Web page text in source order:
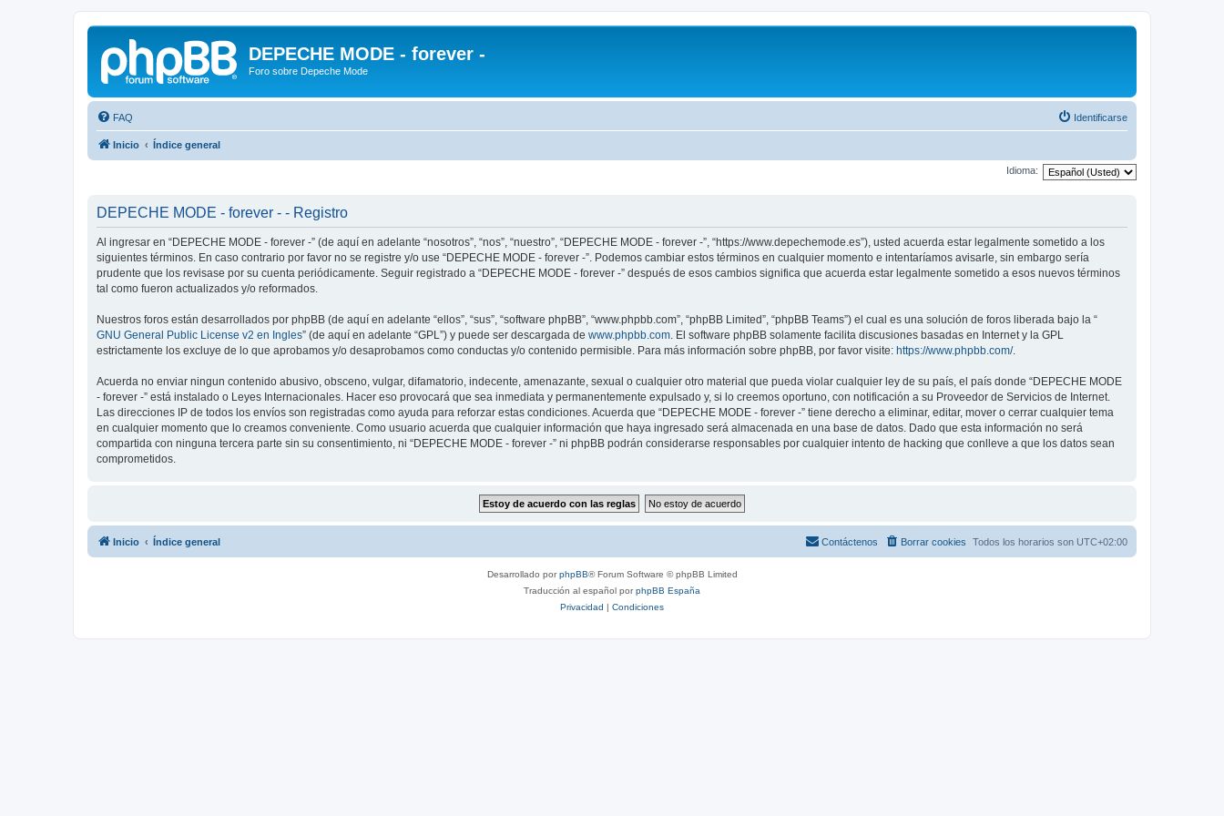
DEPECHE MODE - forever -
Foro sobre Depeche Mode
FAQ Identificarse
Inicio Índice general
Idioma:
DEPECHE MODE - forever - - Registro
Al ingresar en “DEPECHE MODE - forever -” (de aquí en adelante “nosotros”, “nos”, “nuestro”, “DEPECHE MODE - forever -”, “https://www.depechemode.es”), usted acuerda estar legalmente sometido a los
siguientes términos. En caso contrario por favor no se registre y/o use “DEPECHE MODE - forever -”. Podemos cambiar estos términos en cualquier momento e intentaríamos avisarle, sin embargo sería
prudente que los revisase por su cuenta periódicamente. Seguir registrado a “DEPECHE MODE - forever -” después de esos cambios significa que acuerda estar legalmente sometido a esos nuevos términos
tal como fueron actualizados y/o reformados.
Nuestros foros están desarrollados por phpBB (de aquí en adelante “ellos”, “sus”, “software phpBB”, “www.phpbb.com”, “phpBB Limited”, “phpBB Teams”) el cual es una solución de foros liberada bajo la “
GNU General Public License v2 en Ingles” (de aquí en adelante “GPL”) y puede ser descargada de www.phpbb.com. El software phpBB solamente facilita discusiones basadas en Internet y la GPL
estrictamente los excluye de lo que aprobamos y/o desaprobamos como conductas y/o contenido permisible. Para más información sobre phpBB, por favor visite: https://www.phpbb.com/.
Acuerda no enviar ningun contenido abusivo, obsceno, vulgar, difamatorio, indecente, amenazante, sexual o cualquier otro material que pueda violar cualquier ley de su país, el país donde “DEPECHE MODE
- forever -” está instalado o Leyes Internacionales. Hacer eso provocará que sea inmediata y permanentemente expulsado y, si lo creemos oportuno, con notificación a su Proveedor de Servicios de Internet.
Las direcciones IP de todos los envíos son registradas como ayuda para reforzar estas condiciones. Acuerda que “DEPECHE MODE - forever -” tiene derecho a eliminar, editar, mover o cerrar cualquier tema
en cualquier momento que lo creamos conveniente. Como usuario acuerda que cualquier información que haya ingresado será almacenada en una base de datos. Dado que esta información no será
compartida con ninguna tercera parte sin su consentimiento, ni “DEPECHE MODE - forever -” ni phpBB podrán considerarse responsables por cualquier intento de hacking que conlleve a que los datos sean
comprometidos.
Inicio Índice general Todos los horarios son UTC+02:00
Borrar cookies
Contáctenos
Desarrollado porphpBB® Forum Software © phpBB Limited
Traducción al español porphpBB España
Privacidad | Condiciones